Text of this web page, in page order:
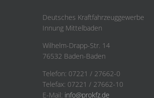
Deutsches Kraftfahrzeuggewerbe
Innung Mittelbaden
Wilhelm-Drapp-Str. 14
76532 Baden-Baden
Telefon: 07221 / 27662-0
Telefax: 07221 / 27662-10
E-Mail: info@prokfz.de